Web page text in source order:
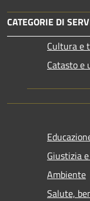
CATEGORIE DI
Cultura e
Catasto e
Giustizia
Ambiente
Salute,